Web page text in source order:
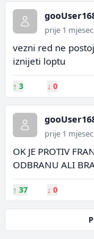
prije 1 mjesec
vezni red ne
iznijeti loptu
↑ 3 ↓ 0
prije 1 mjesec
OK JE PROTIV
ODBRANU ALI
↑ 37 ↓ 0